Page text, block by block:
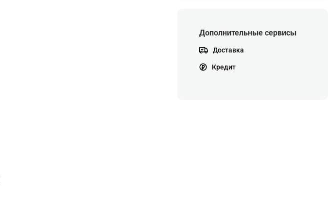
Дополнительные сервисы
Доставка
Кредит